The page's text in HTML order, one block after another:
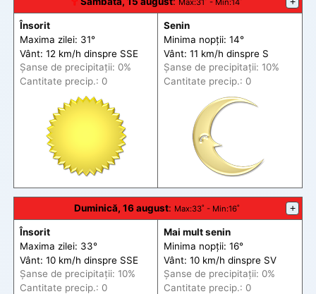
Max:31˚ - Min:14˚
Însorit
Maxima zilei: 31°
Vânt: 12 km/h dinspre SSE
Șanse de precipitații: 0%
Cantitate precip.: 0
Senin
Minima nopții: 14°
Vânt: 11 km/h dinspre S
Șanse de precipitații: 10%
Cantitate precip.: 0
Duminică, 16 august: Max:33˚ - Min:16˚ +
Însorit
Maxima zilei: 33°
Vânt: 10 km/h dinspre SSE
Șanse de precipitații: 10%
Cantitate precip.: 0
Mai mult senin
Minima nopții: 16°
Vânt: 10 km/h dinspre SV
Șanse de precipitații: 0%
Cantitate precip.: 0